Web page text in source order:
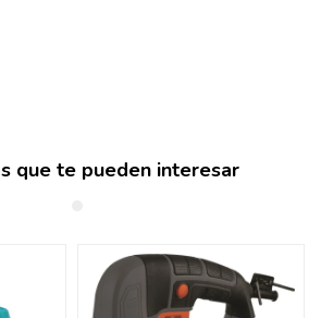
que te pueden interesar